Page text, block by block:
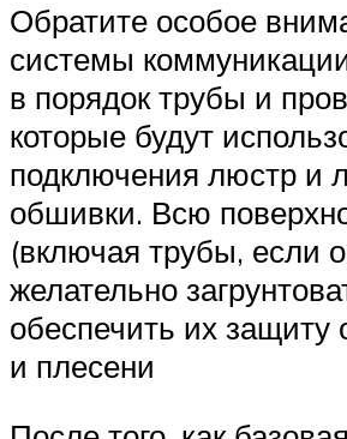
Обратите особое
системы
в порядок трубы и
которые будут
подключения люстр и
обшивки. Всю
(включая трубы, если
желательно
обеспечить их защиту
и плесени